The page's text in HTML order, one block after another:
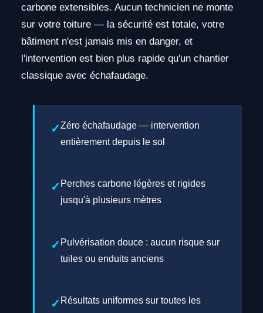
carbone extensibles. Aucun technicien ne monte
sur votre toiture — la sécurité est totale, votre
bâtiment n'est jamais mis en danger, et
l'intervention est bien plus rapide qu'un chantier
classique avec échafaudage.
Zéro échafaudage — intervention
entièrement depuis le sol
Perches carbone légères et rigides
jusqu'à plusieurs mètres
Pulvérisation douce : aucun risque sur
tuiles ou enduits anciens
Résultats uniformes sur toutes les